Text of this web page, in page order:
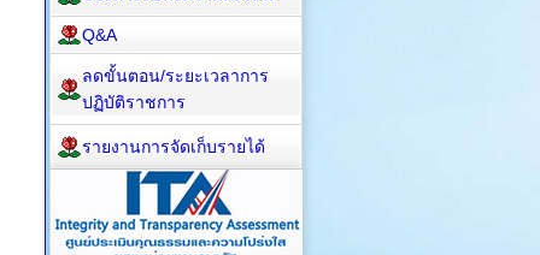
Q&A
ลดขั้นตอน/ระยะเวลาการ
ปฏิบัติราชการ
รายงานการจัดเก็บรายได้